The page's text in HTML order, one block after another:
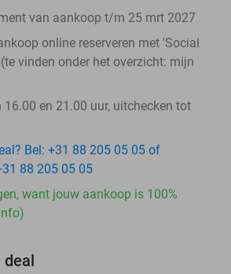
van aankoop t/m 25 mrt 2027
online reserveren met 'Social
vinden onder het overzicht: mijn
16.00 en 21.00 uur, uitchecken tot
Bel: +31 88 205 05 05 of
88 205 05 05
want jouw aankoop is 100%
deal